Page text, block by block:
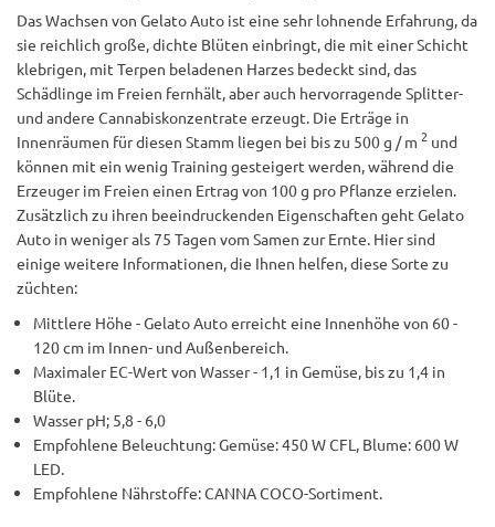
Das Wachsen von Gelato Auto ist eine sehr lohnende Erfahrung, da
sie reichlich große, dichte Blüten einbringt, die mit einer Schicht
klebrigen, mit Terpen beladenen Harzes bedeckt sind, das
Schädlinge im Freien fernhält, aber auch hervorragende Splitter-
und andere Cannabiskonzentrate erzeugt. Die Erträge in
Innenräumen für diesen Stamm liegen bei bis zu 500 g / m 2 und
können mit ein wenig Training gesteigert werden, während die
Erzeuger im Freien einen Ertrag von 100 g pro Pflanze erzielen.
Zusätzlich zu ihren beeindruckenden Eigenschaften geht Gelato
Auto in weniger als 75 Tagen vom Samen zur Ernte. Hier sind
einige weitere Informationen, die Ihnen helfen, diese Sorte zu
züchten:
Mittlere Höhe - Gelato Auto erreicht eine Innenhöhe von 60 -
120 cm im Innen- und Außenbereich.
Maximaler EC-Wert von Wasser - 1,1 in Gemüse, bis zu 1,4 in
Blüte.
Wasser pH; 5,8 - 6,0
Empfohlene Beleuchtung: Gemüse: 450 W CFL, Blume: 600 W
LED.
Empfohlene Nährstoffe: CANNA COCO-Sortiment.